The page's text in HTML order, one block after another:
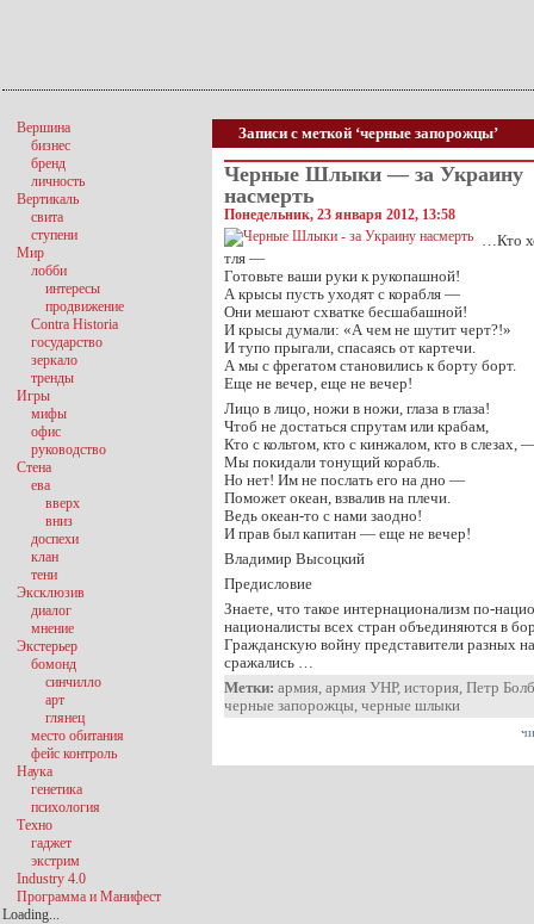
Записи с меткой ‘черные запорожцы’
Черные Шлыки — за Украину
насмерть
Понедельник, 23 января 2012, 13:58
…Кто
тля —
Готовьте ваши руки к рукопашной!
А крысы пусть уходят с корабля —
Они мешают схватке бесшабашной!
И крысы думали: «А чем не шутит черт?!»
И тупо прыгали, спасаясь от картечи.
А мы с фрегатом становились к борту борт.
Еще не вечер, еще не вечер!
Лицо в лицо, ножи в ножи, глаза в глаза!
Чтоб не достаться спрутам или крабам,
Кто с кольтом, кто с кинжалом, кто в слезах,
Мы покидали тонущий корабль.
Но нет! Им не послать его на дно —
Поможет океан, взвалив на плечи.
Ведь океан-то с нами заодно!
И прав был капитан — еще не вечер!
Владимир Высоцкий
Предисловие
Знаете, что такое интернационализм по-
националисты всех стран объединяются в
Гражданскую войну представители разных
сражались …
Метки: армия, армия УНР, история, Петр
черные запорожцы, черные шлыки
Вершина
бизнес
бренд
личность
Вертикаль
свита
ступени
Мир
лобби
интересы
продвижение
Contra Historia
государство
зеркало
тренды
Игры
мифы
офис
руководство
Стена
ева
вверх
вниз
доспехи
клан
тени
Эксклюзив
диалог
мнение
Экстерьер
бомонд
синчилло
арт
глянец
место обитания
фейс контроль
Наука
генетика
психология
Техно
гаджет
экстрим
Industry 4.0
Программа и Манифест
Loading...